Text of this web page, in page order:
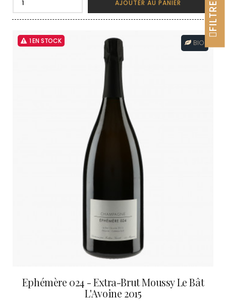
AJOUTER AU PANIER
1 EN STOCK BIO
Ephémère 024 - Extra-Brut Moussy Le Bât
L'Avoine 2015
FILTRER